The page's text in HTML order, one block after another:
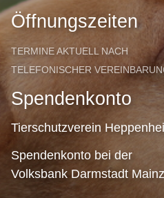
Öffnungszeiten
TERMINE AKTUELL NACH
TELEFONISCHER
Spendenkonto
Tierschutzverein
Spendenkonto bei der
Volksbank Darmstadt